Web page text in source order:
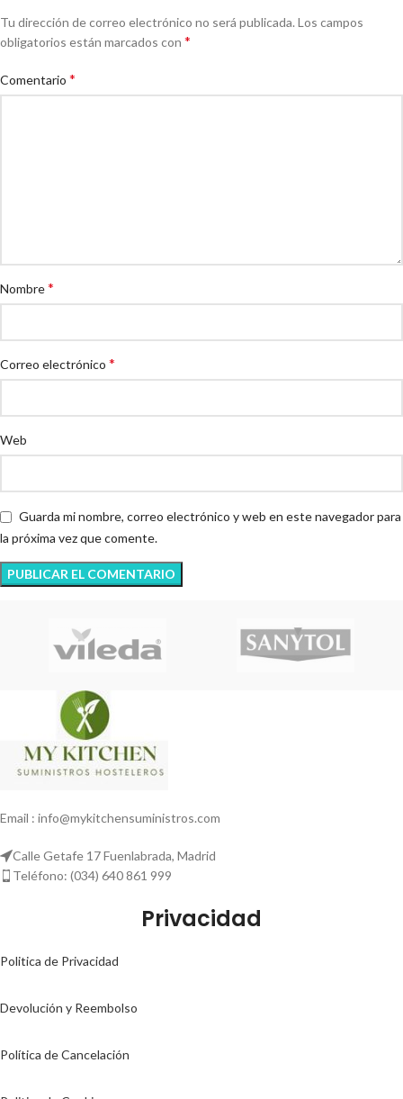
Tu dirección de correo electrónico no será publicada. Los campos
obligatorios están marcados con *
Comentario *
Nombre*
Correo electrónico *
Web
Guarda mi nombre, correo electrónico y web en este navegador para
la próxima vez que comente.
Email : info@mykitchensuministros.com
Calle Getafe 17 Fuenlabrada, Madrid
Teléfono: (034) 640 861 999
Privacidad
Politica de Privacidad
Devolución y Reembolso
Política de Cancelación